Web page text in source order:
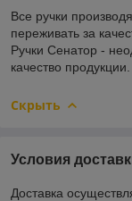
Все ручки
переживать за
Ручки Сенатор -
качество продукции.
Скрыть
Условия
Доставка